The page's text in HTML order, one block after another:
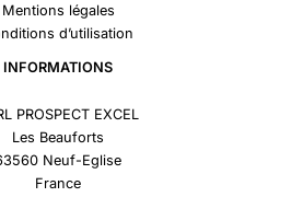
Mentions légales
d’utilisation
INFORMATIONS
PROSPECT EXCEL
Les Beauforts
Neuf-Eglise
France